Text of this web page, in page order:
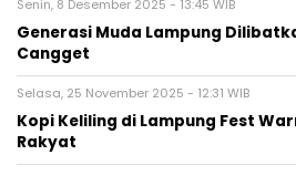
Senin, 8 Desember 2025 - 13:45 WIB
Generasi Muda Lampung
Cangget
Selasa, 25 November 2025 - 12:31 WIB
Kopi Keliling di Lampung Fest
Rakyat